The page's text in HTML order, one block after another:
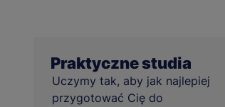
Praktyczne studia
Uczymy tak, aby jak najlepiej
przygotować Cię do